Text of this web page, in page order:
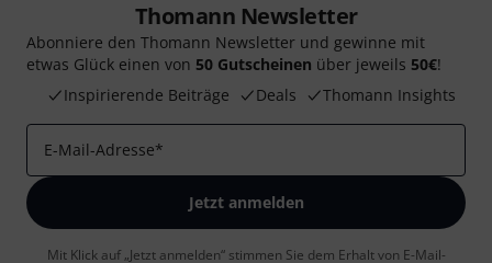
Thomann Newsletter
Abonniere den Thomann Newsletter und gewinne mit
etwas Glück einen von 50 Gutscheinen über jeweils 50€!
Inspirierende Beiträge
Deals Thomann Insights
E-Mail-Adresse*
Jetzt anmelden
Mit Klick auf „Jetzt anmelden“ stimmen Sie dem Erhalt von E-Mail-